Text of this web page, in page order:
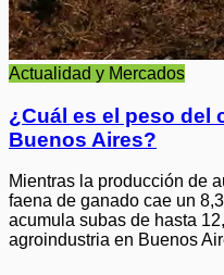
Actualidad y Mercados
¿Cuál es el peso del
Buenos Aires?
Mientras la producción de
faena de ganado cae un
acumula subas de hasta
agroindustria en Buenos